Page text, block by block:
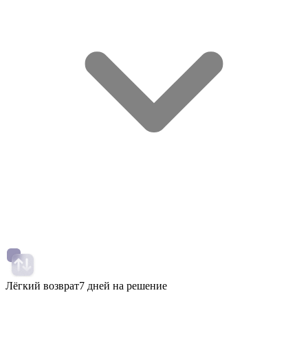
Лёгкий возврат7 дней на решение